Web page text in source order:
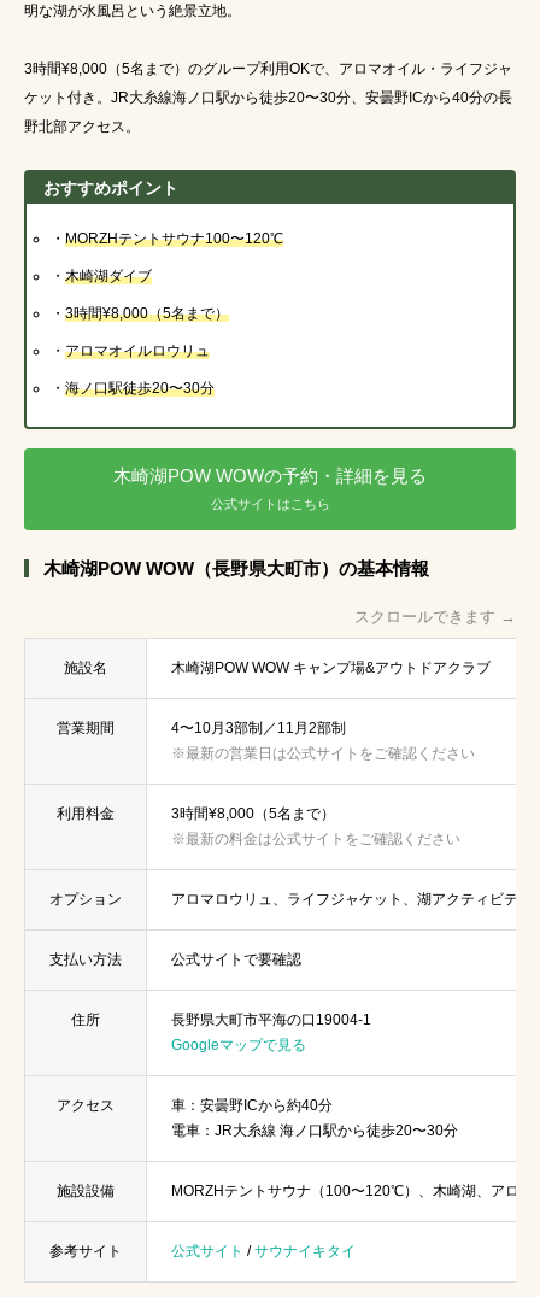
明な湖が水風呂という絶景立地。
3時間¥8,000（5名まで）のグループ利用OKで、アロマオイル・ライフジャ
ケット付き。JR大糸線海ノ口駅から徒歩20〜30分、安曇野ICから40分の長
野北部アクセス。
おすすめポイント
・ MORZHテントサウナ100〜120℃
・ 木崎湖ダイブ
・ 3時間¥8,000（5名まで）
・ アロマオイルロウリュ
・ 海ノ口駅徒歩20〜30分
木崎湖POW WOWの予約・詳細を見る
公式サイトはこちら
木崎湖POW WOW（長野県大町市）の基本情報
スクロールできます →
施設名 木崎湖POW WOW キャンプ場&アウトドアクラブ
営業期間
4〜10月3部制／11月2部制
※最新の営業日は公式サイトをご確認ください
利用料金
3時間¥8,000（5名まで）
※最新の料金は公式サイトをご確認ください
オプション アロマロウリュ、ライフジャケット、湖アクティビティ
支払い方法 公式サイトで要確認
住所
長野県大町市平海の口19004-1
Googleマップで見る
アクセス
車：安曇野ICから約40分
電車：JR大糸線 海ノ口駅から徒歩20〜30分
施設設備 MORZHテントサウナ（100〜120℃）、木崎湖、アロマ
参考サイト 公式サイト /サウナイキタイ